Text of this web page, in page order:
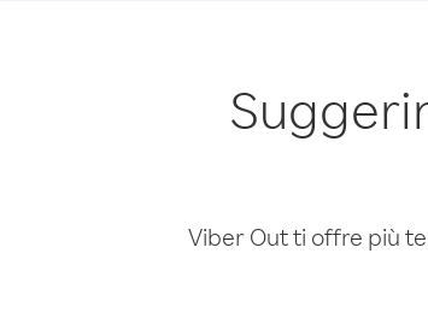
Viber Out ti offre più